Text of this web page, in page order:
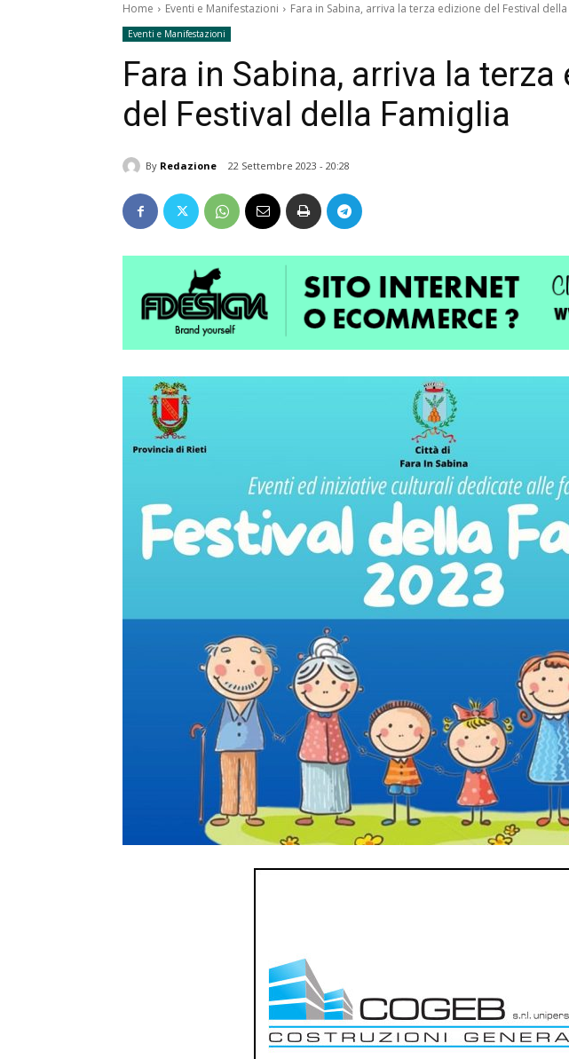
Home Eventi e Manifestazioni Fara in Sabina, arriva la terza edizione del Festival
Eventi e Manifestazioni
Fara in Sabina, arriva la terza
del Festival della Famiglia
By Redazione 22 Settembre 2023 - 20:28